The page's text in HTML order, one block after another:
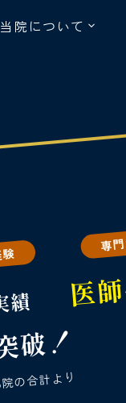
当院について
績
破！
専
医師
の合計より